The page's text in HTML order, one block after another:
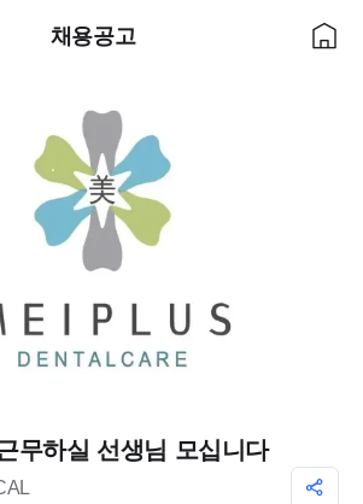
채용공고
무하실 선생님 모십니다